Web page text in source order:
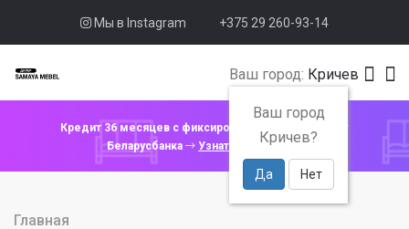
Мы в Instagram +375 29 260-93-14
Ваш город: Кричев
Ваш город
Кричев?
Да Нет
Кредит 36 месяцев с фиксированной ставкой 4% от
Беларусбанка
Узнать подробнее
Главная